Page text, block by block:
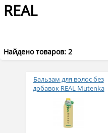
REAL
Найдено товаров: 2
Бальзам для волос без
добавок REAL Mutenka
Jidai Hair Treatment, 300
мл